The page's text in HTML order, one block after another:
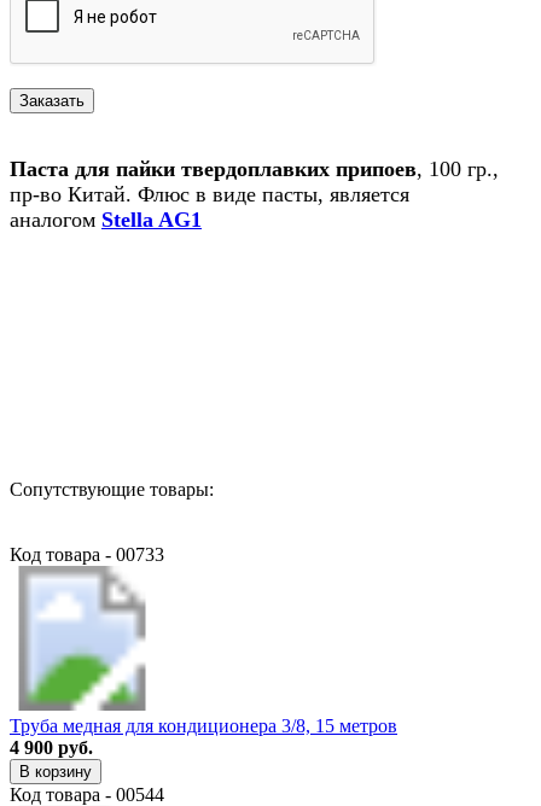
Паста для пайки твердоплавких припоев, 100 гр.,
пр-во Китай. Флюс в виде пасты, является
аналогом Stella AG1
Сопутствующие товары:
Код товара - 00733
Труба медная для кондиционера 3/8, 15 метров
4 900 руб.
В корзину
Код товара - 00544